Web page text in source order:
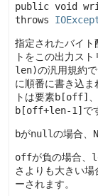
public void
throws
指定されたバイト
トをこの出力スト
len)の汎用規約
に順番に書き込
トは要素b[off]
b[off+len-1] で
bがnullの場合、
offが負の場合、
さよりも大きい場
ーされます。